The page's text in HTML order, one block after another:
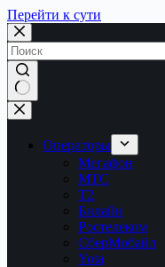
Перейти к сути
Ничего
не
найденоОператоры
Мегафон
МТС
Т2
Билайн
Ростелеком
СберМобайл
Yota